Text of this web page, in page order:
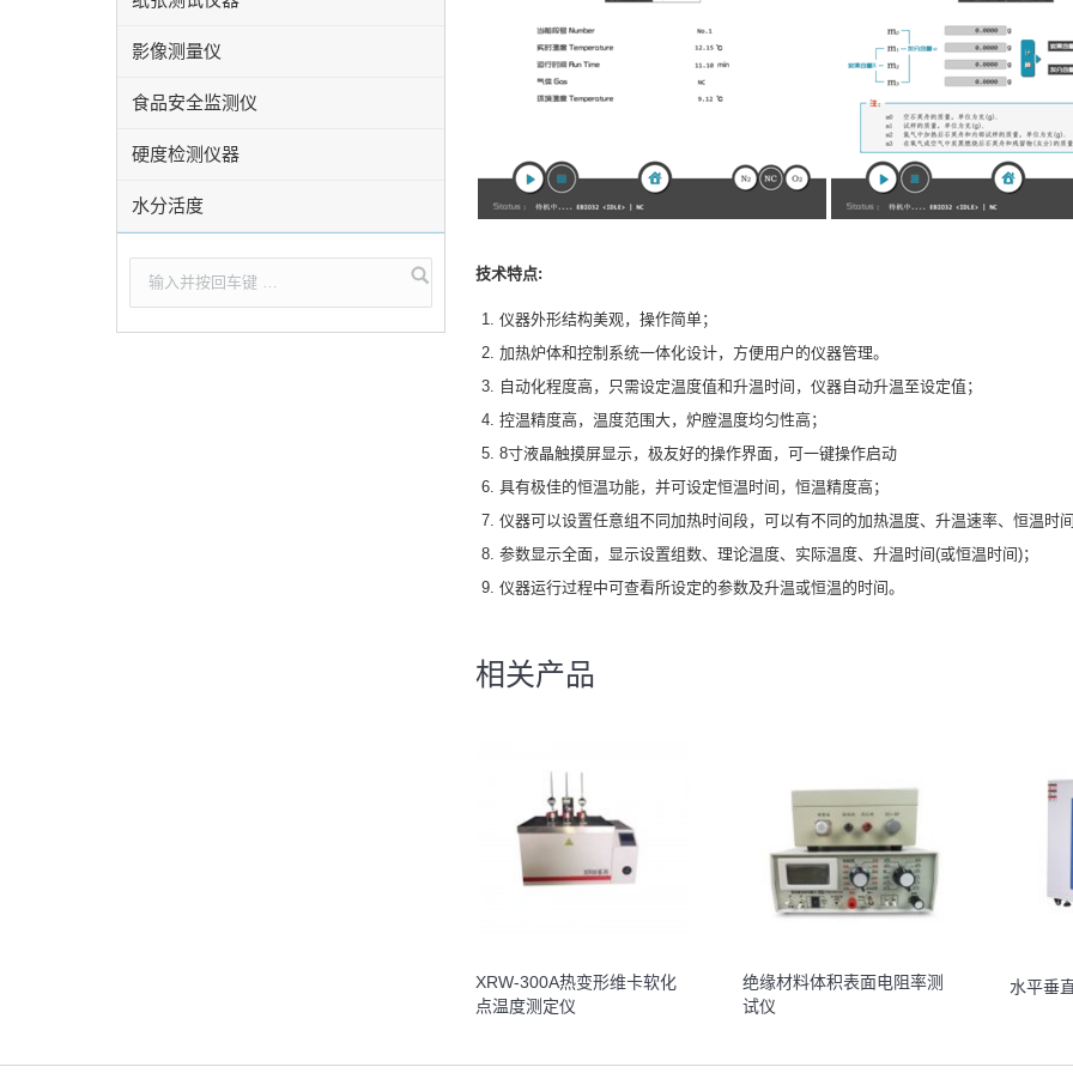
技术特点:
仪器外形结构美观，操作简单；
加热炉体和控制系统一体化设计，方便用户的仪器管理。
自动化程度高，只需设定温度值和升温时间，仪器自动升温至设定值；
控温精度高，温度范围大，炉膛温度均匀性高；
8寸液晶触摸屏显示，极友好的操作界面，可一键操作启动
具有极佳的恒温功能，并可设定恒温时间，恒温精度高；
仪器可以设置任意组不同加热时间段，可以有不同的加热温度、升温速率、恒温时
参数显示全面，显示设置组数、理论温度、实际温度、升温时间(或恒温时间)；
仪器运行过程中可查看所设定的参数及升温或恒温的时间。
相关产品
XRW-300A热变形维卡软化
点温度测定仪
绝缘材料体积表面电阻率测
试仪
水平垂
影像测量仪
食品安全监测仪
硬度检测仪器
水分活度